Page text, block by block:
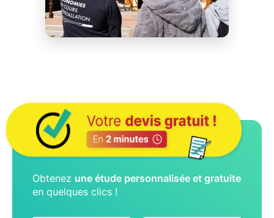
Obtenez une étude personnalisée et gratuite
en quelques clics !